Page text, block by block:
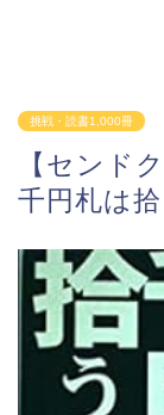
挑戦・読書1,000冊
【センド
千円札は拾